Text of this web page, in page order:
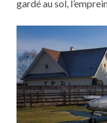
gardé au sol,